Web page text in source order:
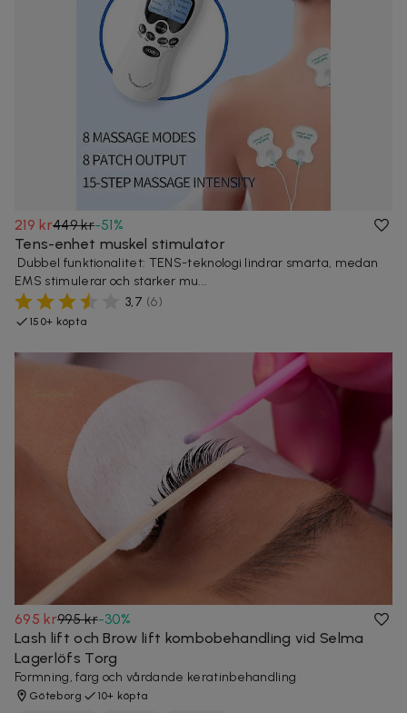
219 kr449 kr-51%
Tens-enhet muskel stimulator
Dubbel funktionalitet: TENS-teknologi lindrar smärta, medan
EMS stimulerar och stärker mu...
3,7 (6)
150+ köpta
695 kr995 kr-30%
Lash lift och Brow lift kombobehandling vid Selma
Lagerlöfs Torg
Formning, färg och vårdande keratinbehandling
Göteborg 10+ köpta